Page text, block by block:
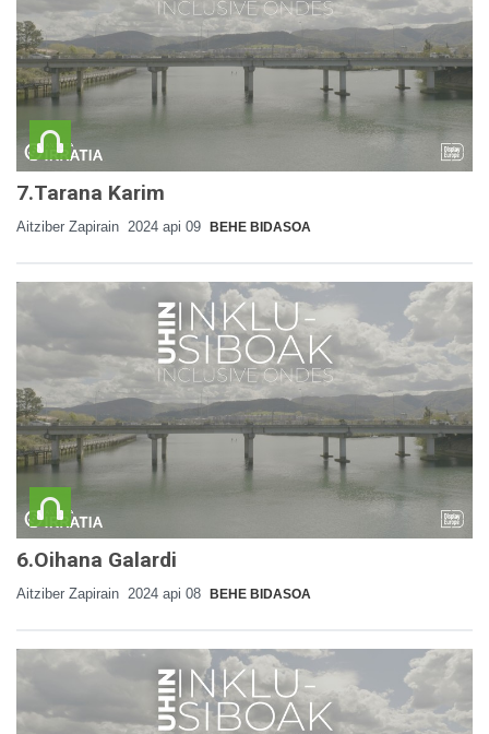
7.Tarana Karim
Aitziber Zapirain 2024 api 09 BEHE BIDASOA
6.Oihana Galardi
Aitziber Zapirain 2024 api 08 BEHE BIDASOA